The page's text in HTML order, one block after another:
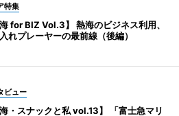
特集
海 for BIZ Vol.3】 熱海のビジネス利用、
れプレーヤーの最前線（後編）
ビュー
海・スナックと私 vol.13】 「富士急マリ